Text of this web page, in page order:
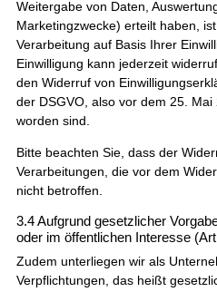
Weitergabe von Daten,
Marketingzwecke) erteilt haben,
Verarbeitung auf Basis Ihrer
Einwilligung kann jederzeit
den Widerruf von
der DSGVO, also vor dem 25.
worden sind.
Bitte beachten Sie, dass der
Verarbeitungen, die vor dem
nicht betroffen.
3.4 Aufgrund gesetzlicher
oder im öffentlichen Interesse
Zudem unterliegen wir als
Verpflichtungen, das heißt